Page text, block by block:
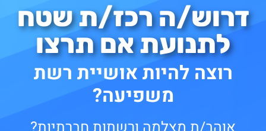
דרוש/ה רכז/ת שטח
לתנועת אם תרצו
רוצה להיות אושיית רשת
משפיעה?